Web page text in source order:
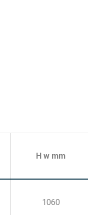
H w mm
1060